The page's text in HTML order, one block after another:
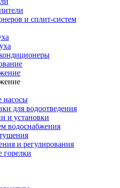
и сплит-систем
насосы
для водоотведения
и установки
водоснабжения
и регулирования